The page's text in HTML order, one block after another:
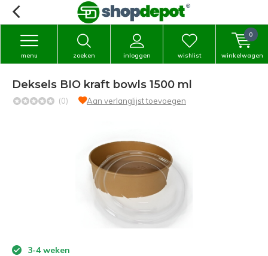
zoeken inloggen
menu wishlist winkelwagen
0
Deksels BIO kraft bowls 1500 ml
(0) Aan verlanglijst toevoegen
3-4 weken